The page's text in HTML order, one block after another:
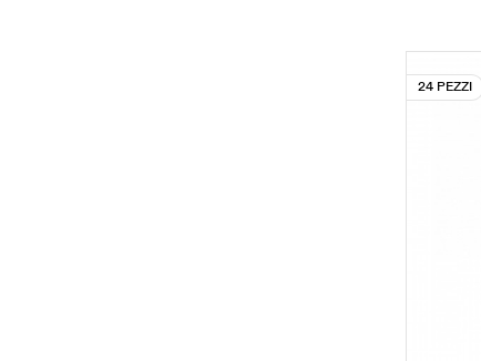
24 PEZZI